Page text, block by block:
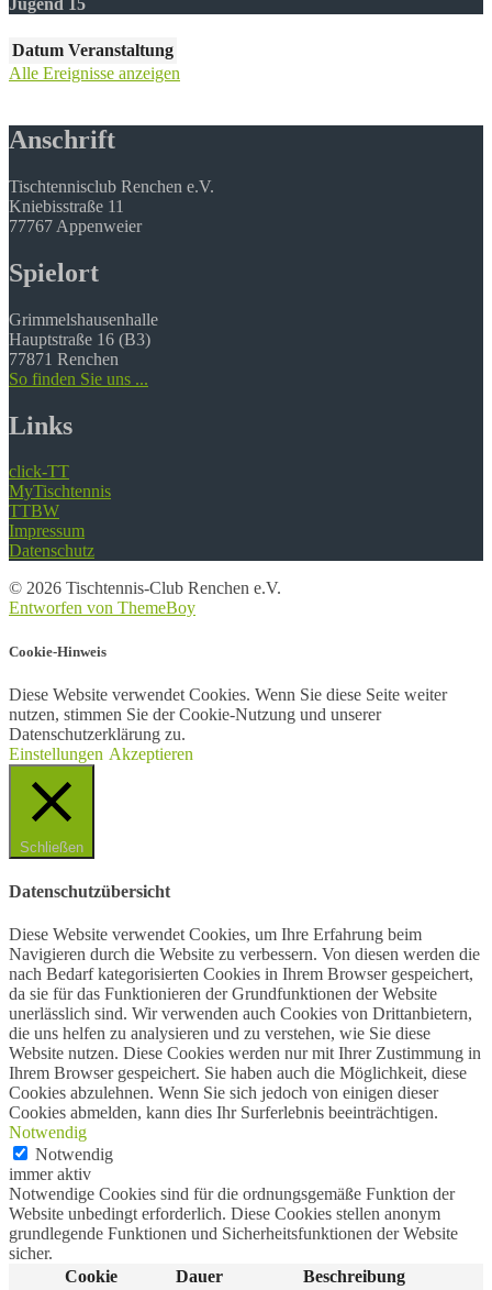
Datum Veranstaltung
Alle Ereignisse anzeigen
Anschrift
Tischtennisclub Renchen e.V.
Kniebisstraße 11
77767 Appenweier
Spielort
Grimmelshausenhalle
Hauptstraße 16 (B3)
77871 Renchen
So finden Sie uns ...
Links
click-TT
MyTischtennis
TTBW
Impressum
Datenschutz
© 2026 Tischtennis-Club Renchen e.V.
Entworfen von ThemeBoy
Cookie-Hinweis
Diese Website verwendet Cookies. Wenn Sie diese Seite weiter
nutzen, stimmen Sie der Cookie-Nutzung und unserer
Datenschutzerklärung zu.
Einstellungen Akzeptieren
Schließen
Datenschutzübersicht
Diese Website verwendet Cookies, um Ihre Erfahrung beim
Navigieren durch die Website zu verbessern. Von diesen werden die
nach Bedarf kategorisierten Cookies in Ihrem Browser gespeichert,
da sie für das Funktionieren der Grundfunktionen der Website
unerlässlich sind. Wir verwenden auch Cookies von Drittanbietern,
die uns helfen zu analysieren und zu verstehen, wie Sie diese
Website nutzen. Diese Cookies werden nur mit Ihrer Zustimmung in
Ihrem Browser gespeichert. Sie haben auch die Möglichkeit, diese
Cookies abzulehnen. Wenn Sie sich jedoch von einigen dieser
Cookies abmelden, kann dies Ihr Surferlebnis beeinträchtigen.
Notwendig
Notwendig
immer aktiv
Notwendige Cookies sind für die ordnungsgemäße Funktion der
Website unbedingt erforderlich. Diese Cookies stellen anonym
grundlegende Funktionen und Sicherheitsfunktionen der Website
sicher.
Cookie
Dauer Beschreibung